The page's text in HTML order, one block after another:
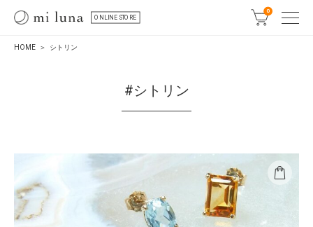
ONLINE STORE
0
HOME シトリン
#シトリン